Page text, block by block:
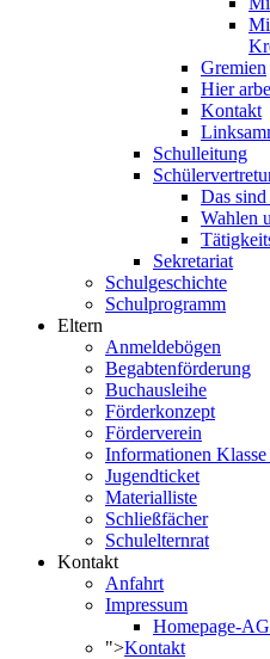
Gremien
Hier
Kontakt
Schulleitung
Das
Wahlen
Sekretariat
Schulgeschichte
Schulprogramm
Eltern
Anmeldebögen
Begabtenförderung
Buchausleihe
Förderkonzept
Förderverein
Informationen Klasse
Jugendticket
Materialliste
Schließfächer
Schulelternrat
Kontakt
Anfahrt
Impressum
Homepage-AG
">Kontakt